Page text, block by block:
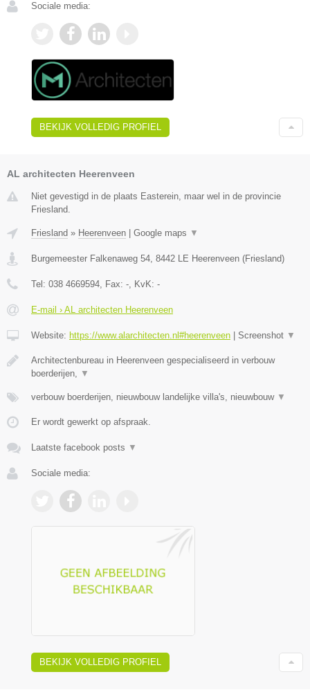
Sociale media:
BEKIJK VOLLEDIG PROFIEL
AL architecten Heerenveen
Niet gevestigd in de plaats Easterein, maar wel in de provincie
Friesland.
Friesland » Heerenveen Google maps ▼
Burgemeester Falkenaweg 54, 8442 LE Heerenveen (Friesland)
Tel: 038 4669594, Fax: -, KvK: -
E-mail › AL architecten Heerenveen
Website: https://www.alarchitecten.nl#heerenveen Screenshot ▼
Architectenbureau in Heerenveen gespecialiseerd in verbouw
boerderijen, ▼
verbouw boerderijen, nieuwbouw landelijke villa's, nieuwbouw ▼
Er wordt gewerkt op afspraak.
Laatste facebook posts ▼
Sociale media:
BEKIJK VOLLEDIG PROFIEL